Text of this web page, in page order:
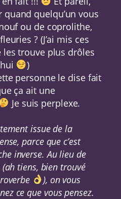
quelqu’un vous
ou de coprolithe,
? (J’ai mis ces
trouve plus drôles
)
personne le dise fait
ça ait une
Je suis perplexe.
issue de la
parce que c’est
inverse. Au lieu de
tiens, bien trouvé
), on vous
ce que vous pensez.